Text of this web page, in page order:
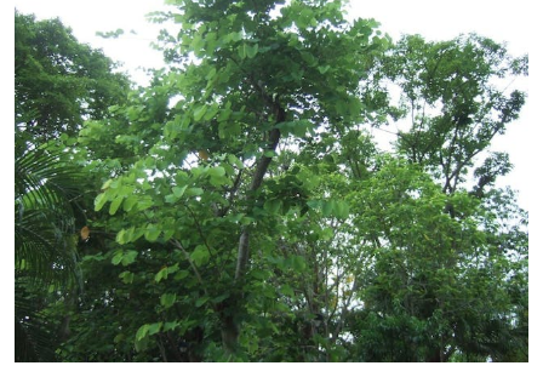
商業
科技
影片
名家榜
灼見活動
關於我們